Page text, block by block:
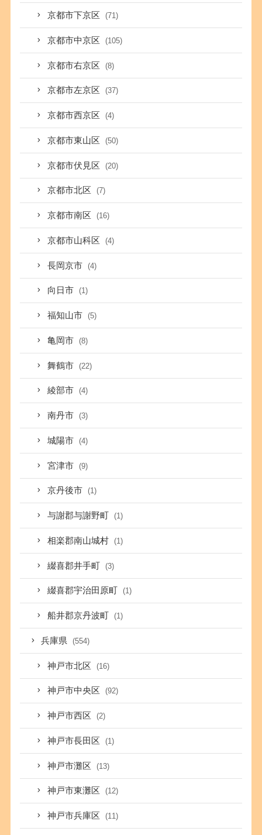
京都市下京区 (71)
京都市中京区 (105)
京都市右京区 (8)
京都市左京区 (37)
京都市西京区 (4)
京都市東山区 (50)
京都市伏見区 (20)
京都市北区 (7)
京都市南区 (16)
京都市山科区 (4)
長岡京市 (4)
向日市 (1)
福知山市 (5)
亀岡市 (8)
舞鶴市 (22)
綾部市 (4)
南丹市 (3)
城陽市 (4)
宮津市 (9)
京丹後市 (1)
与謝郡与謝野町 (1)
相楽郡南山城村 (1)
綴喜郡井手町 (3)
綴喜郡宇治田原町 (1)
船井郡京丹波町 (1)
兵庫県 (554)
神戸市北区 (16)
神戸市中央区 (92)
神戸市西区 (2)
神戸市長田区 (1)
神戸市灘区 (13)
神戸市東灘区 (12)
神戸市兵庫区 (11)